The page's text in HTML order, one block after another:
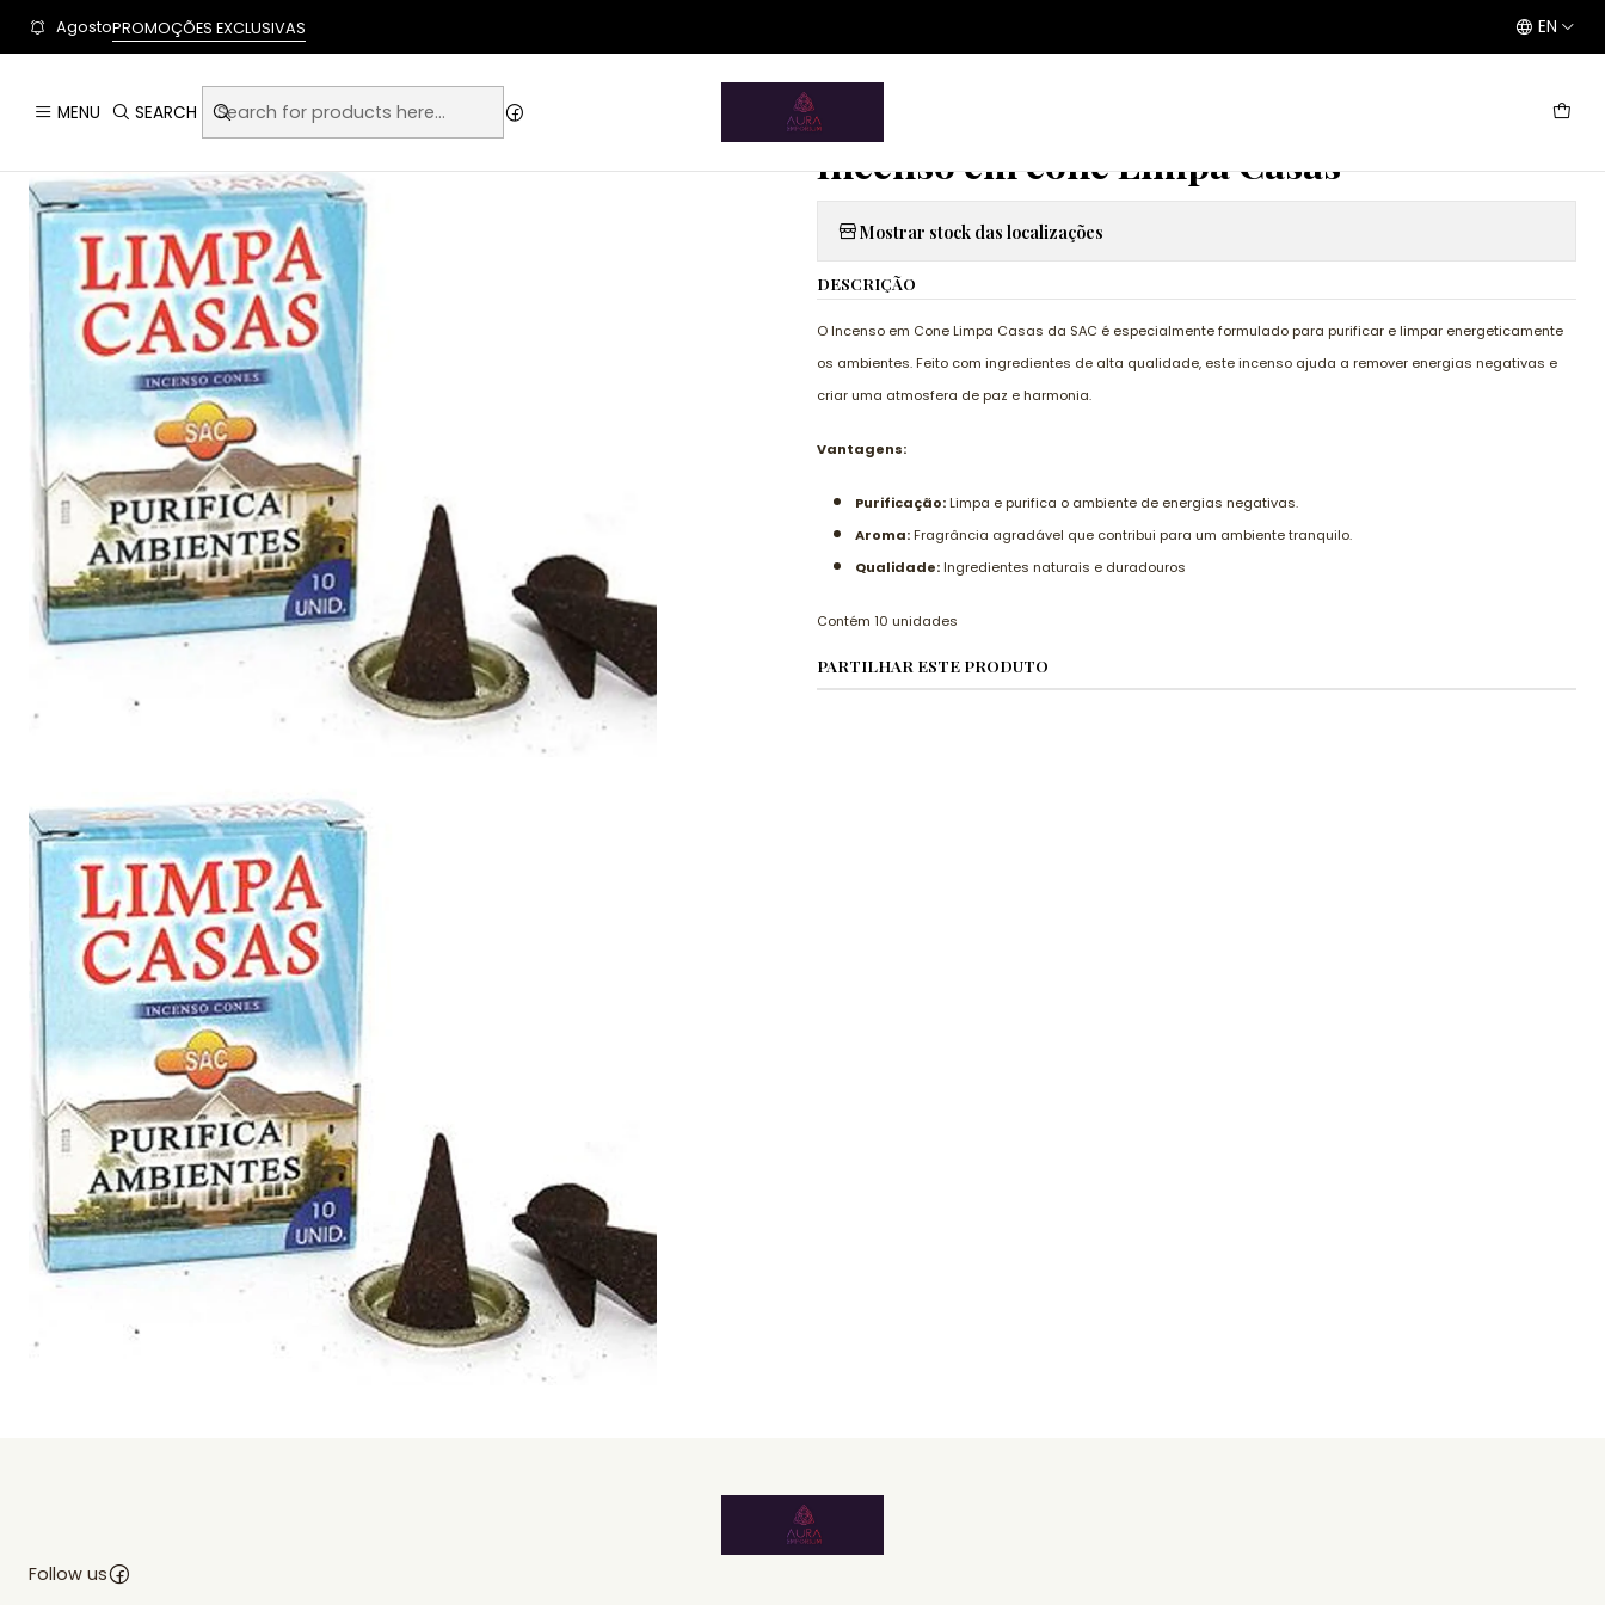
User-agent: * Allow: / Sitemap: https://www.auraemporium.pt/sitemap.xml
MENU SEARCH
AgostoPROMOÇÕES EXCLUSIVAS
EN
Home
Artigos Esotéricos Incensos, Defumadores e Queimadores SAC Incenso em cone Limpa Casas
|
Incenso em cone Limpa Casas
Mostrar stock das localizações
DESCRIÇÃO
O Incenso em Cone Limpa Casas da SAC é especialmente formulado para purificar e limpar energeticamente
os ambientes. Feito com ingredientes de alta qualidade, este incenso ajuda a remover energias negativas e
criar uma atmosfera de paz e harmonia.
Vantagens:
Purificação: Limpa e purifica o ambiente de energias negativas.
Aroma: Fragrância agradável que contribui para um ambiente tranquilo.
Qualidade: Ingredientes naturais e duradouros
Contém 10 unidades
PARTILHAR ESTE PRODUTO
Follow us